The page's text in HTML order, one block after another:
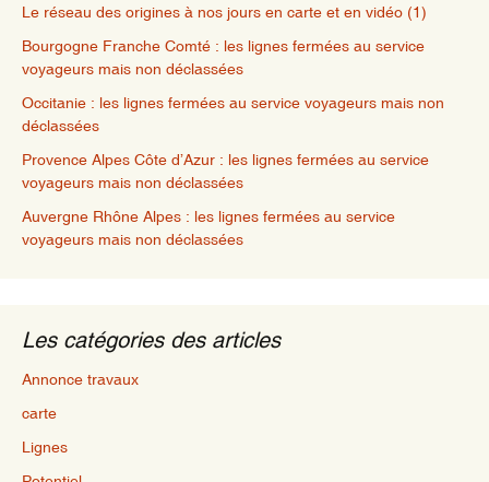
Le réseau des origines à nos jours en carte et en vidéo (1)
Bourgogne Franche Comté : les lignes fermées au service
voyageurs mais non déclassées
Occitanie : les lignes fermées au service voyageurs mais non
déclassées
Provence Alpes Côte d’Azur : les lignes fermées au service
voyageurs mais non déclassées
Auvergne Rhône Alpes : les lignes fermées au service
voyageurs mais non déclassées
Les catégories des articles
Annonce travaux
carte
Lignes